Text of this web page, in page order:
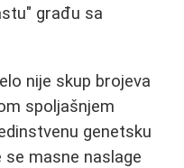
građu sa
nije skup brojeva
spoljašnjem
genetsku
masne naslage